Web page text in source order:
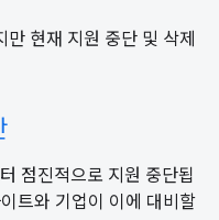
현재 지원 중단 및 삭제
점진적으로 지원 중단됩
트와 기업이 이에 대비할